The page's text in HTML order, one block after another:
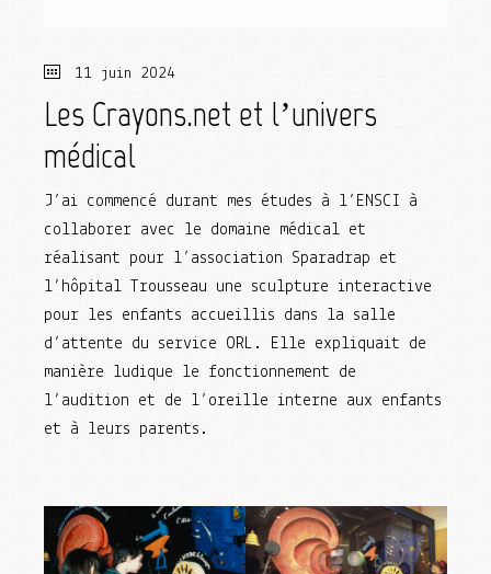
11 juin 2024
Les Crayons.net et l’univers
médical
J’ai commencé durant mes études à l’ENSCI à
collaborer avec le domaine médical et
réalisant pour l’association Sparadrap et
l’hôpital Trousseau une sculpture interactive
pour les enfants accueillis dans la salle
d’attente du service ORL. Elle expliquait de
manière ludique le fonctionnement de
l’audition et de l’oreille interne aux enfants
et à leurs parents.